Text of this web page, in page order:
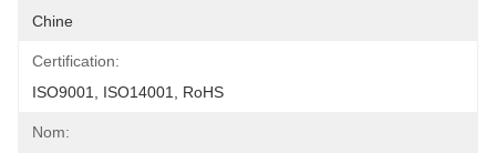
Chine
Certification:
ISO9001, ISO14001, RoHS
Nom: